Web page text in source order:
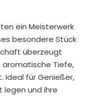
ein Meisterwerk
besondere Stück
überzeugt
Tiefe,
Ideal für Genießer,
legen und ihre